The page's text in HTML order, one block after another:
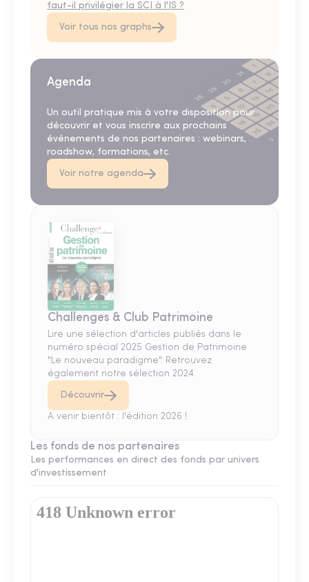
faut-il privilégier la SCI à l'IS ?
Voir tous nos graphs
Agenda
Un outil pratique mis à votre disposition pour
découvrir et vous inscrire aux prochains
événements de nos partenaires : webinars,
roadshow, formations, etc.
Voir notre agenda
Challenges & Club Patrimoine
Lire une sélection d'articles publiés dans le
numéro spécial 2025 Gestion de Patrimoine
"Le nouveau paradigme". Retrouvez
également notre sélection 2024.
Découvrir
A venir bientôt : l'édition 2026 !
Les fonds de nos partenaires
Les performances en direct des fonds par univers
d'investissement